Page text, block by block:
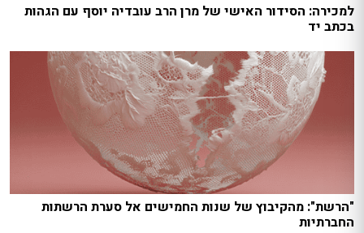
למכירה: הסידור האישי של מרן הרב עובדיה יוסף עם הגהות
בכתב יד
"הרשת": מהקיבוץ של שנות החמישים אל סערת הרשתות
החברתיות